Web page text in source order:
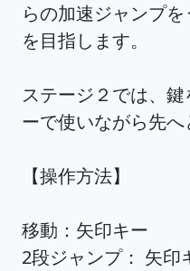
らの加速ジャンプ
を目指します。
ステージ２では、
ーで使いながら先へ
【操作方法】
移動：矢印キー
2段ジャンプ： 矢印